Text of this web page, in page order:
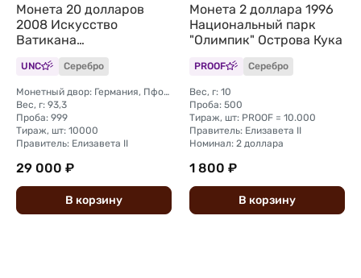
Монета 20 долларов
2008 Искусство
Ватикана
Микеланджело
Cотворение Адама
Острова Кука
UNC Серебро
Монетный двор: Германия, Пфорцхайм
Вес, г: 93,3
Проба: 999
Тираж, шт: 10000
Правитель: Елизавета II
29 000 ₽
В корзину
Монета 2 доллара 1996
Национальный парк
"Олимпик" Острова Кука
PROOF Серебро
Вес, г: 10
Проба: 500
Тираж, шт: PROOF = 10.000
Правитель: Елизавета II
Номинал: 2 доллара
1 800 ₽
В корзину